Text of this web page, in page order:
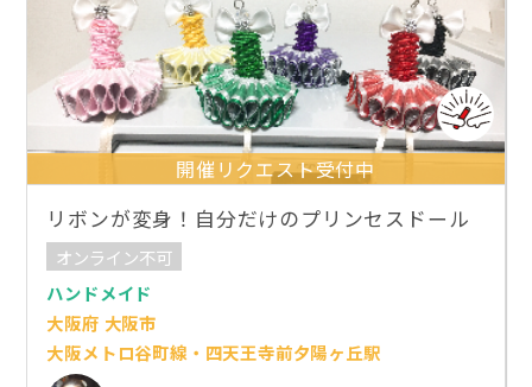
開催リクエスト受付中
リボンが変身！自分だけのプリンセスドール
オンライン不可
ハンドメイド
大阪府 大阪市
大阪メトロ谷町線・四天王寺前夕陽ヶ丘駅